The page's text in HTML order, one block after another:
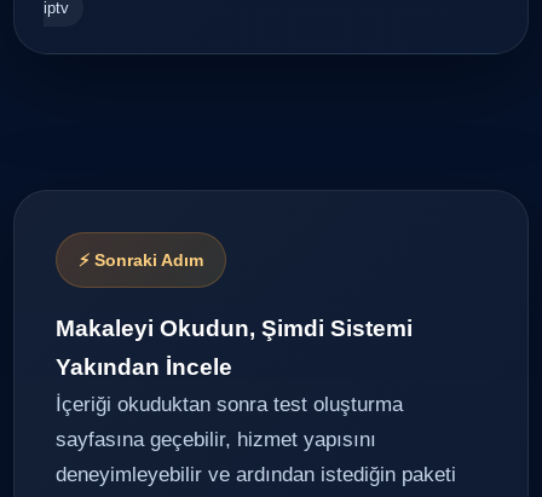
iptv
⚡ Sonraki Adım
Makaleyi Okudun, Şimdi Sistemi
Yakından İncele
İçeriği okuduktan sonra test oluşturma
sayfasına geçebilir, hizmet yapısını
deneyimleyebilir ve ardından istediğin paketi